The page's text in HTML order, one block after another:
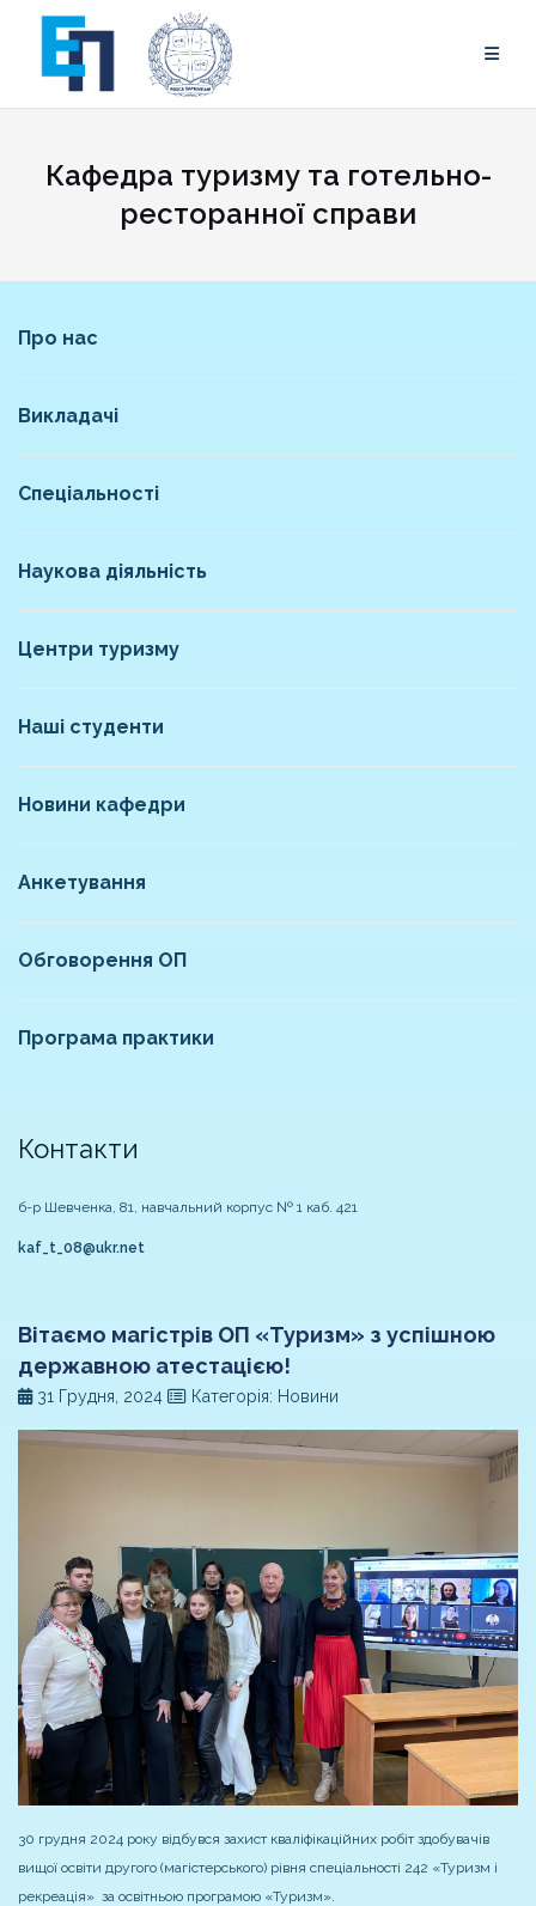
content
Кафедра туризму та готельно-
ресторанної справи
Про нас
Викладачі
Спеціальності
Наукова діяльність
Центри туризму
Наші студенти
Новини кафедри
Анкетування
Обговорення ОП
Програма практики
Контакти
б-р Шевченка, 81, навчальний корпус № 1 каб. 421
kaf_t_08@ukr.net
Вітаємо магістрів ОП «Туризм» з успішною
державною атестацією!
31 Грудня, 2024 Категорія: Новини
30 грудня 2024 року відбувся захист кваліфікаційних робіт здобувачів
вищої освіти другого (магістерського) рівня спеціальності 242 «Туризм і
рекреація» за освітньою програмою «Туризм».